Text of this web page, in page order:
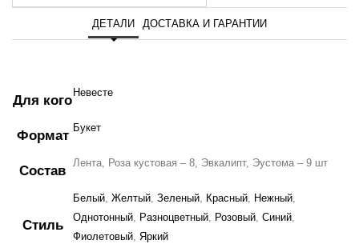
ДЕТАЛИ ДОСТАВКА И ГАРАНТИИ
Для кого
Невесте
Формат
Букет
Состав
Лента, Роза кустовая – 8, Эвкалипт, Эустома – 9 шт
Стиль
Белый, Желтый, Зеленый, Красный, Нежный,
Однотонный, Разноцветный, Розовый, Синий,
Фиолетовый, Яркий